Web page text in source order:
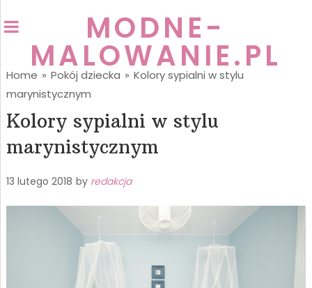
MODNE-
MALOWANIE.PL
Home » Pokój dziecka » Kolory sypialni w stylu
marynistycznym
Kolory sypialni w stylu
marynistycznym
13 lutego 2018 by redakcja